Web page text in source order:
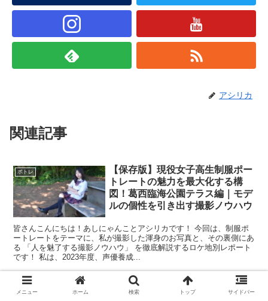
アシリカ
関連記事
ポトレ
【保存版】現役女子高生制服ポー
トレートの魅力を最大化する構
図！葛西臨海公園テラス編｜モデ
ルの個性を引き出す撮影ノウハウ
皆さんこんにちは！あしにゃんことアシリカです！ 今回は、制服ポ
ートレートをテーマに、私が撮影した渾身のお写真と、その裏側にあ
る 「人を魅了する撮影ノウハウ」 を徹底解説するロケ地別レポート
です！ 私は、2023年度、声優養成...
ポトレ
華さん新宿中央公園ポートレート
メニュー ホーム 検索 トップ サイドバー